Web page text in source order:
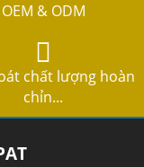
OEM & ODM
chất lượng hoàn
chỉn...